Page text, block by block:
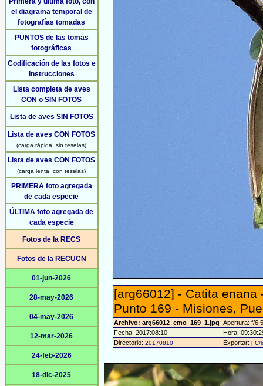
el diagrama temporal de
fotografías tomadas
PUNTOS de las tomas
fotográficas
Codificación de las fotos e
instrucciones
Lista completa de aves
CON o SIN FOTOS
Lista de aves SIN FOTOS
Lista de aves CON FOTOS
(carga rápida, sin teselas)
Lista de aves CON FOTOS
(carga lenta, con teselas)
PRIMERA foto agregada
de cada especie
ÚLTIMA foto agregada de
cada especie
Fotos de la RECS
Fotos de la RECUCN
01-jun-2026
28-may-2026
04-may-2026
12-mar-2026
24-feb-2026
18-dic-2025
[arg66012] - Catita
Punto 169 - Misiones,
Archivo: arg66012_cmo_169_1.jpg
Apertura: f/
Fecha: 2017:08:10
Hora:
Directorio:20170810 Exportar:[ C/